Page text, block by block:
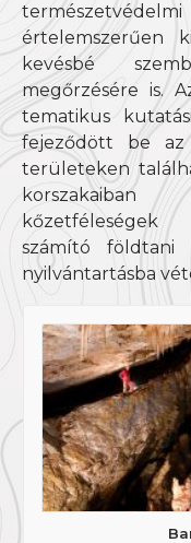
értelemszerűen
kevésbé
megőrzésére is.
tematikus
fejeződött be az
területeken
számító földtani
nyilvántartásba